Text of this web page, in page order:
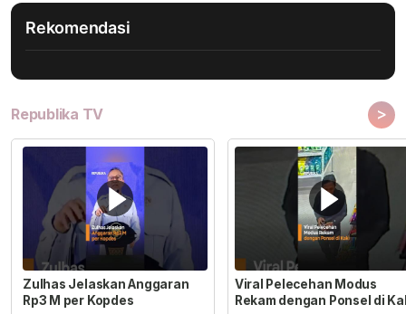
Rekomendasi
Republika TV >
Zulhas Jelaskan Anggaran
Rp3 M per Kopdes
Viral Pelecehan Modus
Rekam dengan Ponsel di